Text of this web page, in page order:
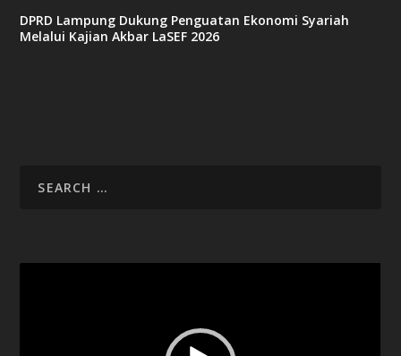
DPRD Lampung Dukung Penguatan Ekonomi Syariah
Melalui Kajian Akbar LaSEF 2026